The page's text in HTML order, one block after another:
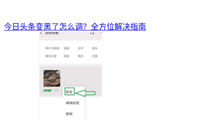
今日头条变黑了怎么调？全方位解决指南